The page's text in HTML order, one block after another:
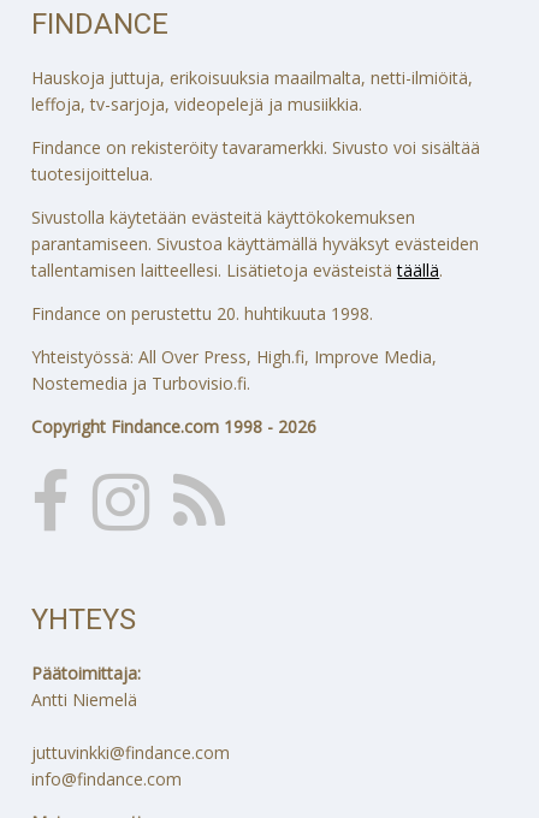
FINDANCE
Hauskoja juttuja, erikoisuuksia maailmalta, netti-ilmiöitä,
leffoja, tv-sarjoja, videopelejä ja musiikkia.
Findance on rekisteröity tavaramerkki. Sivusto voi sisältää
tuotesijoittelua.
Sivustolla käytetään evästeitä käyttökokemuksen
parantamiseen. Sivustoa käyttämällä hyväksyt evästeiden
tallentamisen laitteellesi. Lisätietoja evästeistätäällä.
Findance on perustettu 20. huhtikuuta 1998.
Yhteistyössä: All Over Press, High.fi, Improve Media,
Nostemedia ja Turbovisio.fi.
Copyright Findance.com 1998 - 2026
YHTEYS
Päätoimittaja:
Antti Niemelä
juttuvinkki@findance.com
info@findance.com